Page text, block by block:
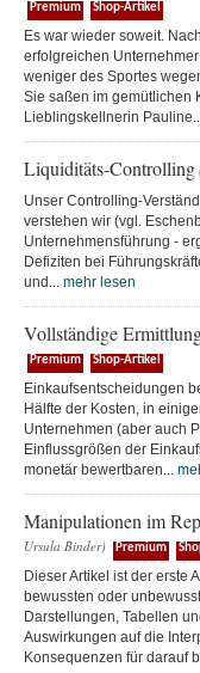
Premium Shop-Artikel
Es war wieder soweit.
erfolgreichen
weniger des Sportes
Sie saßen im gemütlichen
Lieblingskellnerin
Liquiditäts-Controlling
Unser Controlling-
verstehen wir (vgl.
Unternehmensführung -
Defiziten bei
und... mehr lesen
Vollständige
Premium Shop-Artikel
Einkaufsentscheidungen
Hälfte der Kosten, in
Unternehmen (aber auch
Einflussgrößen der
monetär bewertbaren...
Manipulationen im
Ursula Binder)
Premium
Dieser Artikel ist der erste
bewussten oder
Darstellungen, Tabellen
Auswirkungen auf die
Konsequenzen für darauf